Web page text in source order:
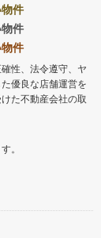
件
件
件
性、法令遵守、ヤ
優良な店舗運営を
た不動産会社の取
。